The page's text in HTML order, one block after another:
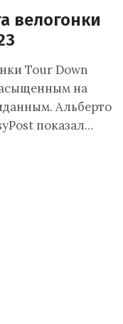
велогонки
Tour Down
на
Альберто
показал…